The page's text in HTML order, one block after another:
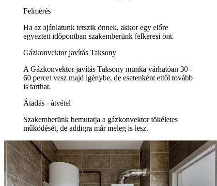
Felmérés
Ha az ajánlatunk tetszik önnek, akkor egy előre
egyeztett időpontban szakemberünk felkeresi önt.
Gázkonvektor javítás Taksony
A Gázkonvektor javítás Taksony munka várhatóan 30 -
60 percet vesz majd igénybe, de esetenként ettől tovább
is tarthat.
Átadás - átvétel
Szakemberünk bemutatja a gázkonvektor tökéletes
működését, de addigra már meleg is lesz.